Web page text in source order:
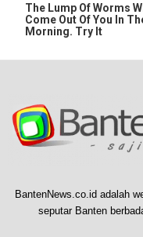
The Lump Of Worms
Come Out Of You In
Morning. Try It
BantenNews.co.id adalah
seputar Banten